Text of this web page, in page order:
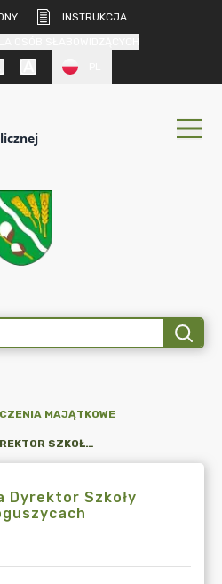
INSTRUKCJA
MAJĄTKOWE
JOLANTA RADZIMSKA DYREKTOR SZKOŁY PODSTAWOWEJ W BOGUSZYCACH
Dyrektor Szkoły